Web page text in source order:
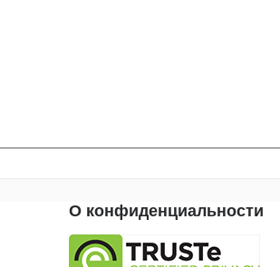
О конфиденциальности